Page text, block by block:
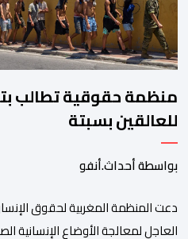
منظمة حقوقية تطالب
للعالقين بسبتة
بواسطة أحداث.أنفو
دعت المنظمة المغربية لحقوق
العاجل لمعالجة الأوضاع الإنسانية